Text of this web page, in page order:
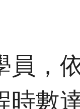
員，
時數